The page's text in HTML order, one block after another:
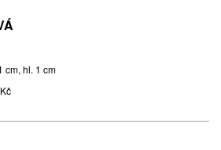
cm, hl. 1 cm